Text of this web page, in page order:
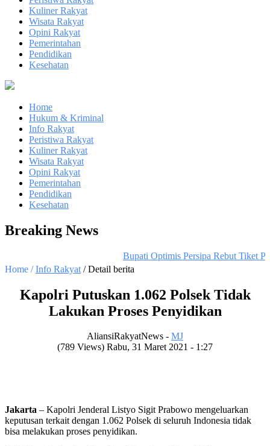
Kuliner Rakyat
Wisata Rakyat
Opini Rakyat
Pemerintahan
Pendidikan
Kesehatan
Home
Hukum & Kriminal
Info Rakyat
Peristiwa Rakyat
Kuliner Rakyat
Wisata Rakyat
Opini Rakyat
Pemerintahan
Pendidikan
Kesehatan
Breaking News
Bupati Optimis Persipa Rebut Tiket
Home /Info Rakyat / Detail berita
Kapolri Putuskan 1.062 Polsek Tidak
Lakukan Proses Penyidikan
AliansiRakyatNews - MJ
(789 Views) Rabu, 31 Maret 2021 - 1:27
Jakarta – Kapolri Jenderal Listyo Sigit Prabowo mengeluarkan
keputusan terkait dengan 1.062 Polsek di seluruh Indonesia tidak
bisa melakukan proses penyidikan.